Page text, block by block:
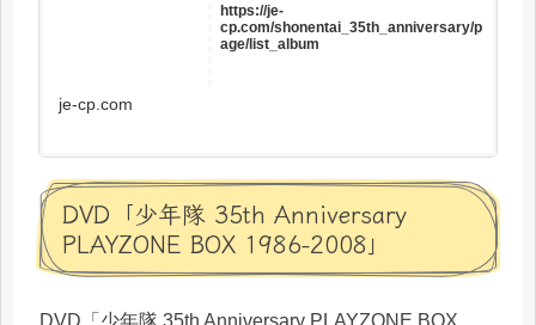
https://je-
cp.com/shonentai_35th_anniversary/p
age/list_album
je-cp.com
DVD「少年隊 35th Anniversary
PLAYZONE BOX 1986-2008」
DVD「少年隊 35th Anniversary PLAYZONE BOX